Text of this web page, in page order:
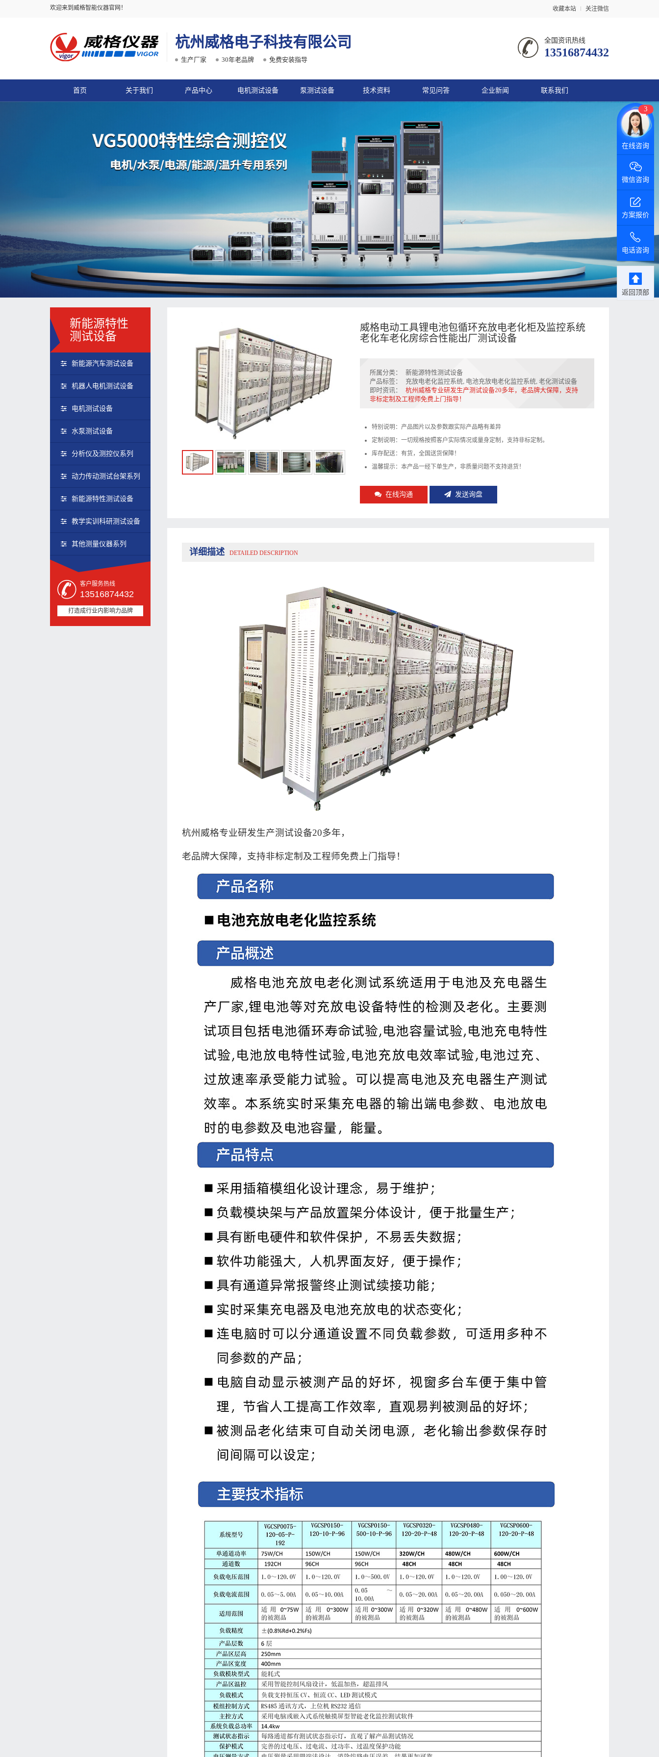
欢迎来到威格智能仪器官网！ 收藏本站 关注微信
杭州威格电子科技有限公司
生产厂家 30年老品牌 免费安装指导
全国资讯热线
13516874432
首页 关于我们 产品中心 电机测试设备 泵测试设备 技术资料 常见问答 企业新闻 联系我们
新能源特性
测试设备
新能源汽车测试设备
机器人电机测试设备
电机测试设备
水泵测试设备
分析仪及测控仪系列
动力传动测试台架系列
新能源特性测试设备
教学实训科研测试设备
其他测量仪器系列
客户服务热线
13516874432
打造成行业内影响力品牌
威格电动工具锂电池包循环充放电老化柜及监控系统
老化车老化房综合性能出厂测试设备
所属分类：
新能源特性测试设备
产品标签：
充放电老化监控系统, 电池充放电老化监控系统,老化测试设备
即时资讯：
杭州威格专业研发生产测试设备20多年，老品牌大保障，支持
非标定制及工程师免费上门指导！
特别说明：产品图片以及参数跟实际产品略有差异
定制说明：一切规格按照客户实际情况或量身定制，支持非标定制。
库存配送：有货，全国送货保障！
温馨提示：本产品一经下单生产，非质量问题不支持退货！
在线沟通 发送询盘
详细描述 DETAILED DESCRIPTION
杭州威格专业研发生产测试设备20多年，
老品牌大保障，支持非标定制及工程师免费上门指导！
3
微信咨询
方案报价
电话咨询
返回顶部